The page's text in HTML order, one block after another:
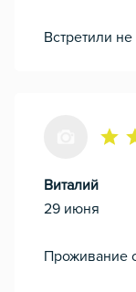
Встретили
Виталий
29 июня
Проживание